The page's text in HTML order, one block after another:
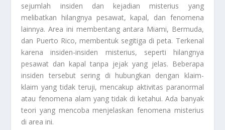
sejumlah insiden dan kejadian misterius yang
melibatkan hilangnya pesawat, kapal, dan fenomena
lainnya. Area ini membentang antara Miami, Bermuda,
dan Puerto Rico, membentuk segitiga di peta. Terkenal
karena insiden-insiden misterius, seperti hilangnya
pesawat dan kapal tanpa jejak yang jelas. Beberapa
insiden tersebut sering di hubungkan dengan klaim-
klaim yang tidak teruji, mencakup aktivitas paranormal
atau fenomena alam yang tidak di ketahui. Ada banyak
teori yang mencoba menjelaskan fenomena misterius
di area ini.